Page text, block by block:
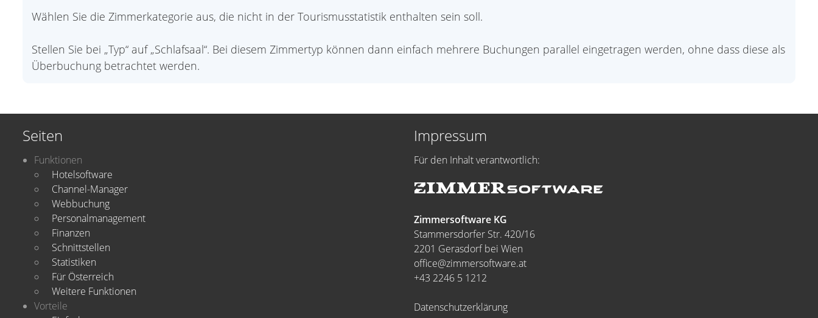
Wählen Sie die Zimmerkategorie aus, die nicht in der Tourismusstatistik enthalten sein soll.
Stellen Sie bei „Typ“ auf „Schlafsaal“. Bei diesem Zimmertyp können dann einfach mehrere Buchungen parallel eingetragen werden, ohne dass diese als
Überbuchung betrachtet werden.
Seiten
Funktionen
Hotelsoftware
Channel-Manager
Webbuchung
Personalmanagement
Finanzen
Schnittstellen
Statistiken
Für Österreich
Weitere Funktionen
Vorteile
Impressum
Für den Inhalt verantwortlich:
Zimmersoftware KG
Stammersdorfer Str. 420/16
2201 Gerasdorf bei Wien
office@zimmersoftware.at
+43 2246 5 1212
Datenschutzerklärung